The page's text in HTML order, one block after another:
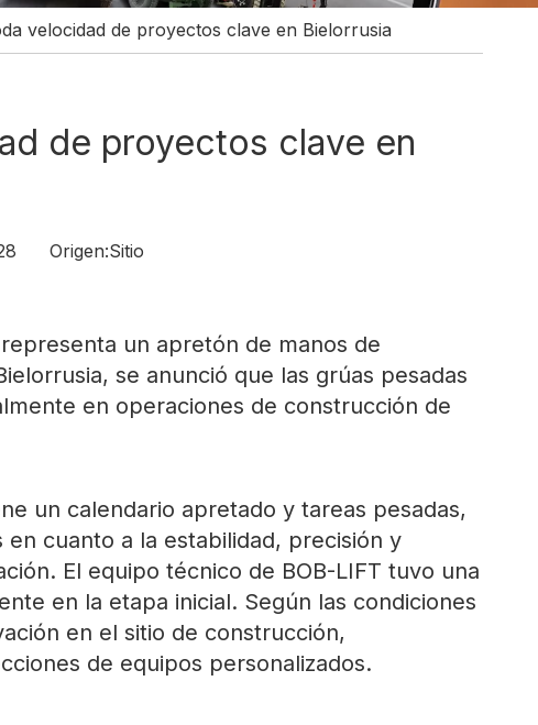
velocidad de proyectos clave en Bielorrusia
de proyectos clave en
28 Origen:Sitio
un apretón de manos de
se anunció que las grúas pesadas
en operaciones de construcción de
un calendario apretado y tareas pesadas,
cuanto a la estabilidad, precisión y
El equipo técnico de BOB-LIFT tuvo una
en la etapa inicial. Según las condiciones
en el sitio de construcción,
de equipos personalizados.